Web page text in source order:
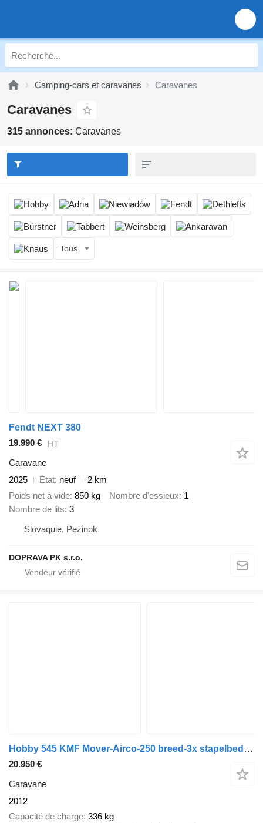
Camping-cars et caravanes Caravanes
Caravanes
315 annonces: Caravanes
Tous
Fendt NEXT 380
19.990 € HT
Caravane
2025
État neuf
2 km
Poids net à vide 850 kg Nombre d'essieux 1
Nombre de lits 3
Slovaquie, Pezinok
DOPRAVA PK s.r.o.
Hobby 545 KMF Mover-Airco-250 breed-3x stapelbed TOPSTAAT
20.950 €
Caravane
2012
Capacité de charge 336 kg